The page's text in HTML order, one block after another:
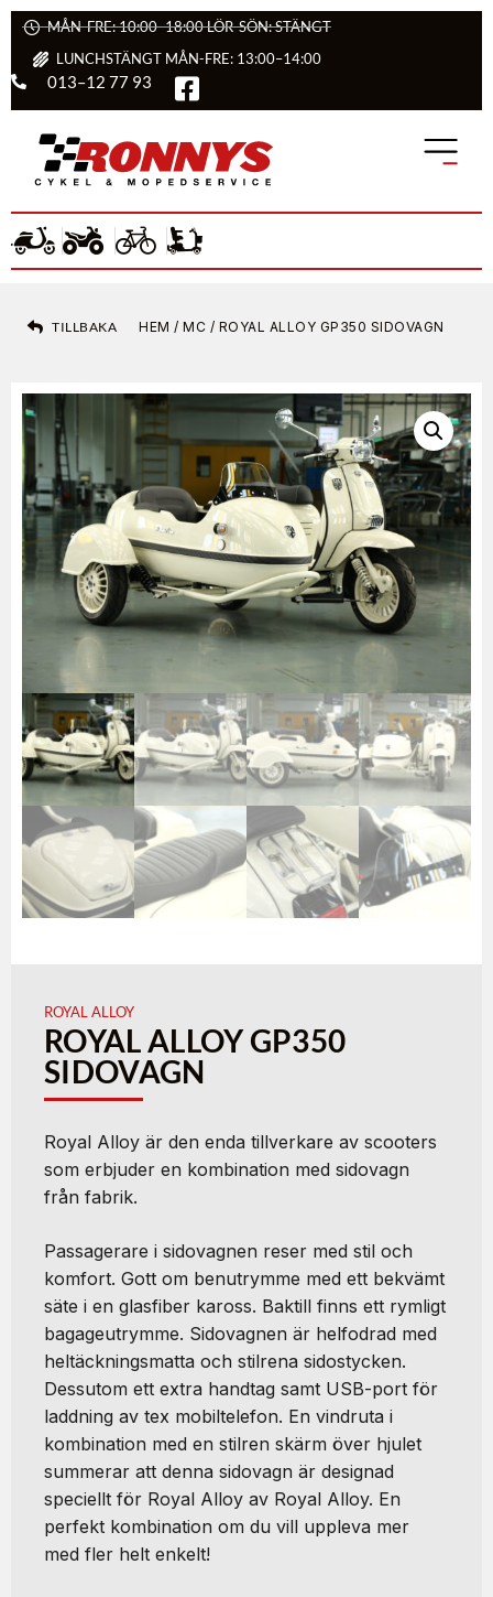
MÅN-FRE: 10:00–18:00 LÖR-SÖN: STÄNGT
LUNCHSTÄNGT MÅN-FRE: 13:00–14:00
013–12 77 93
TILLBAKA HEM / MC / ROYAL ALLOY GP350 SIDOVAGN
ROYAL ALLOY
ROYAL ALLOY GP350
SIDOVAGN
Royal Alloy är den enda tillverkare av scooters
som erbjuder en kombination med sidovagn
från fabrik.
Passagerare i sidovagnen reser med stil och
komfort. Gott om benutrymme med ett bekvämt
säte i en glasfiber kaross. Baktill finns ett rymligt
bagageutrymme. Sidovagnen är helfodrad med
heltäckningsmatta och stilrena sidostycken.
Dessutom ett extra handtag samt USB-port för
laddning av tex mobiltelefon. En vindruta i
kombination med en stilren skärm över hjulet
summerar att denna sidovagn är designad
speciellt för Royal Alloy av Royal Alloy. En
perfekt kombination om du vill uppleva mer
med fler helt enkelt!